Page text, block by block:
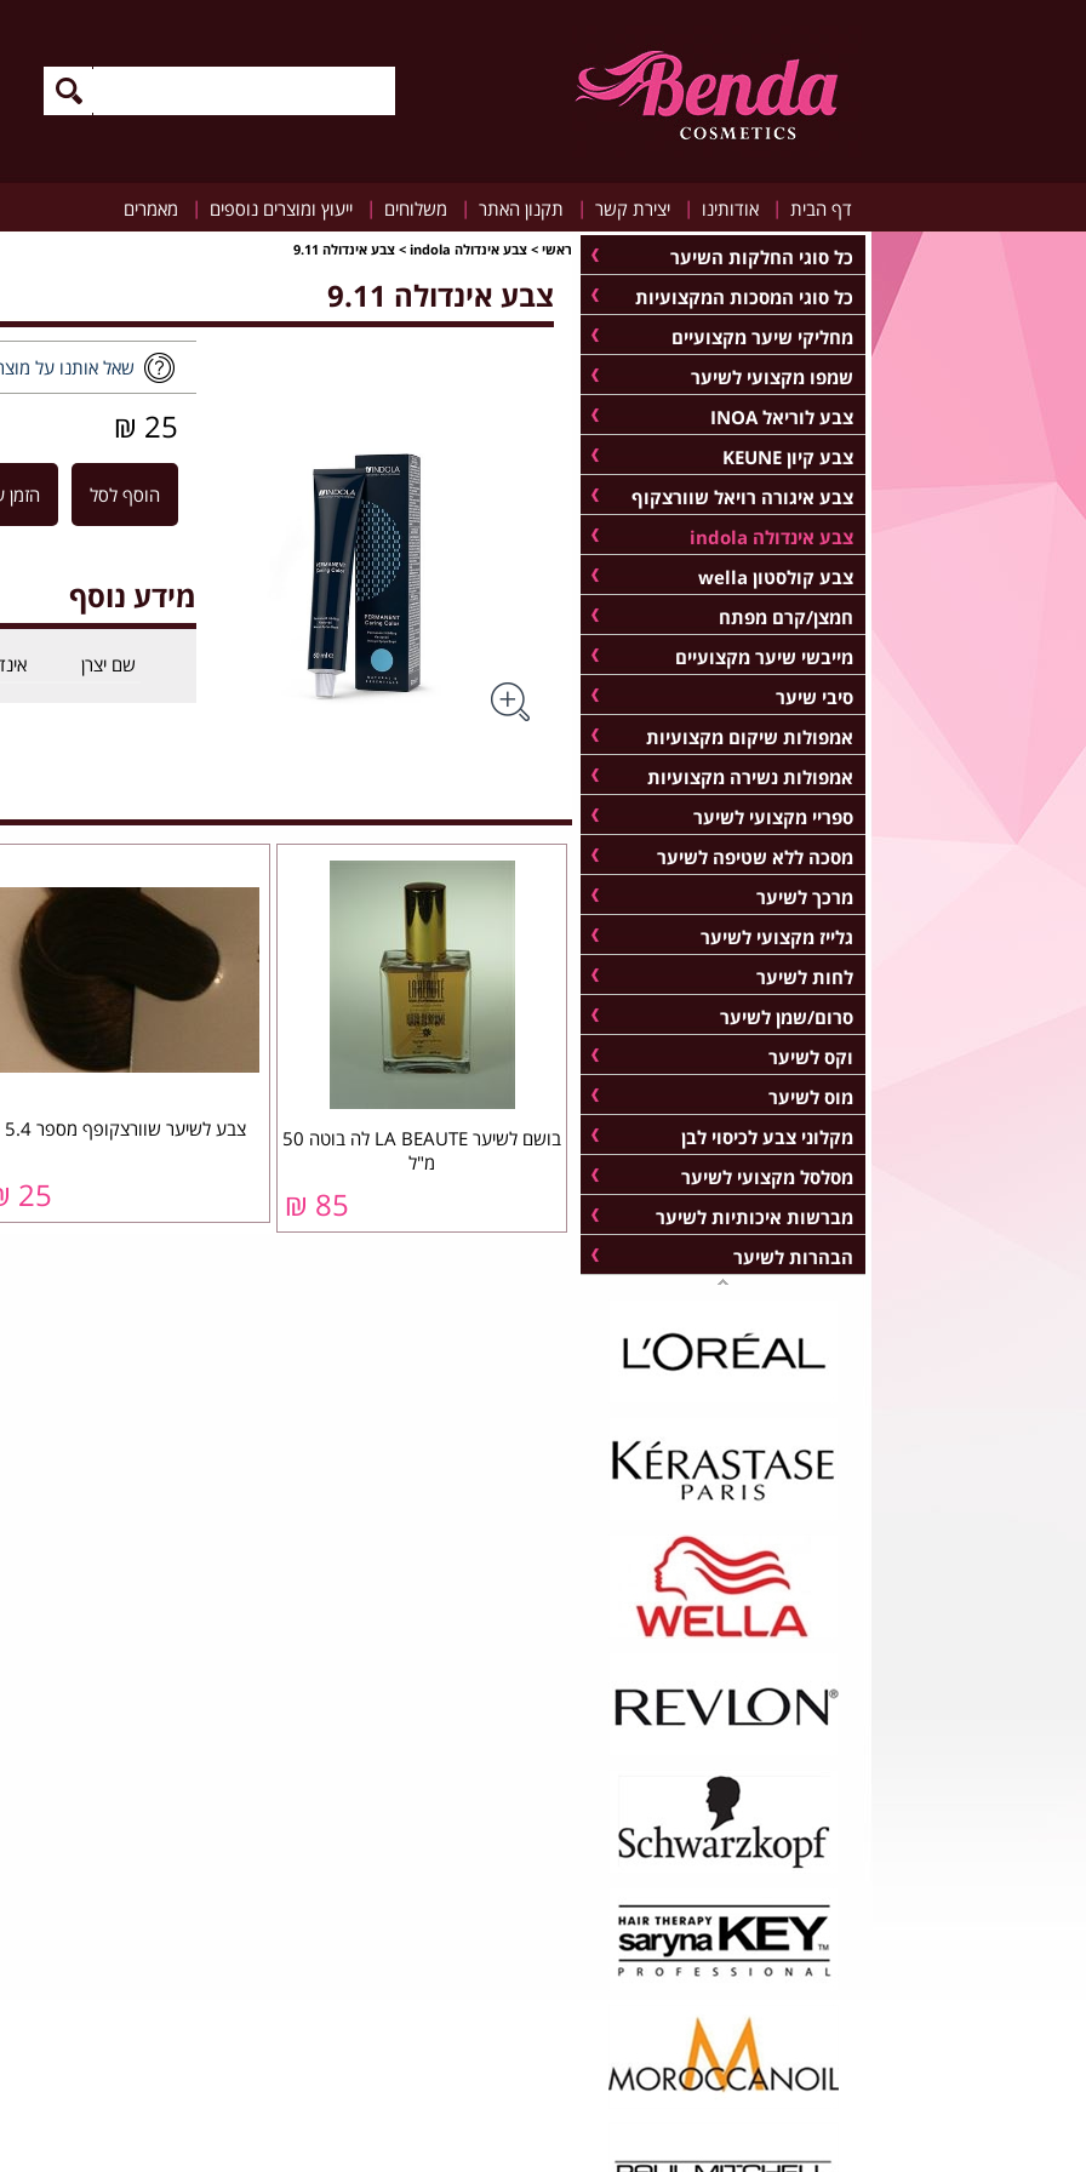
דף הבית | אודותינו | יצירת קשר | תקנון האתר | משלוחים | ייעוץ ומוצרים נוספים | מאמרים
ראשי > צבע אינדולה indola > צבע אינדולה 9.11
צבע אינדולה 9.11
שאל אותנו על
25 ₪
הוסף לסל הזמן
מידע נוסף
שם יצרן
בושם לשיער LA BEAUTE לה בוטה 50
מ"ל
85 ₪
צבע לשיער שוורצקופף מספר 5.4
25 ₪
כל סוגי החלקות השיער
כל סוגי המסכות המקצועיות
מחליקי שיער מקצועיים
שמפו מקצועי לשיער
צבע לוריאל INOA
צבע קיון KEUNE
צבע איגורה רויאל שוורצקוף
צבע אינדולה indola
צבע קולסטון wella
חמצן/קרם מפתח
מייבשי שיער מקצועיים
סיבי שיער
אמפולות שיקום מקצועיות
אמפולות נשירה מקצועיות
ספריי מקצועי לשיער
מסכה ללא שטיפה לשיער
מרכך לשיער
גלייז מקצועי לשיער
לחות לשיער
סרום/שמן לשיער
וקס לשיער
מוס לשיער
מקלוני צבע לכיסוי לבן
מסלסל מקצועי לשיער
מברשות איכותיות לשיער
הבהרות לשיער